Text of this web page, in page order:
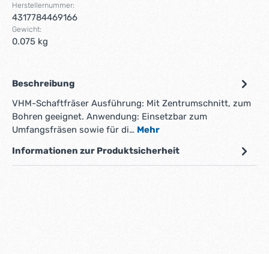
Herstellernummer:
4317784469166
Gewicht:
0.075 kg
Beschreibung
VHM-Schaftfräser Ausführung: Mit Zentrumschnitt, zum
Bohren geeignet. Anwendung: Einsetzbar zum
Umfangsfräsen sowie für di… Mehr
Informationen zur Produktsicherheit